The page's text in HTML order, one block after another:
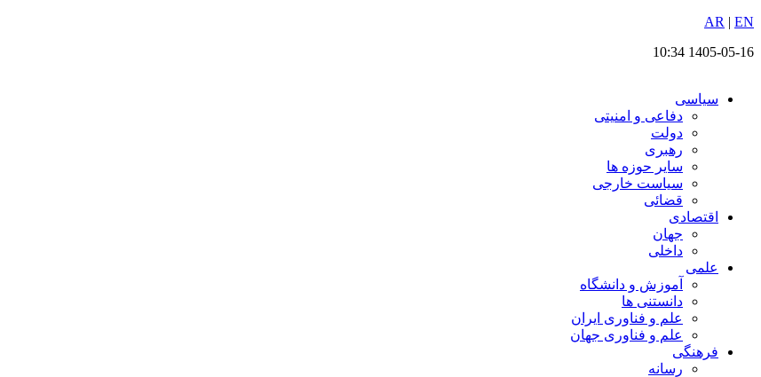
پرش
محتوا
AR | EN
1405-05-16 10:34
سیاسی
دفاعی و امنیتی
دولت
رهبری
سایر حوزه ها
سیاست خارجی
قضائی
اقتصادی
جهان
داخلی
علمی
آموزش و دانشگاه
دانستنی ها
علم و فناوری ایران
علم و فناوری جهان
فرهنگی
رسانه